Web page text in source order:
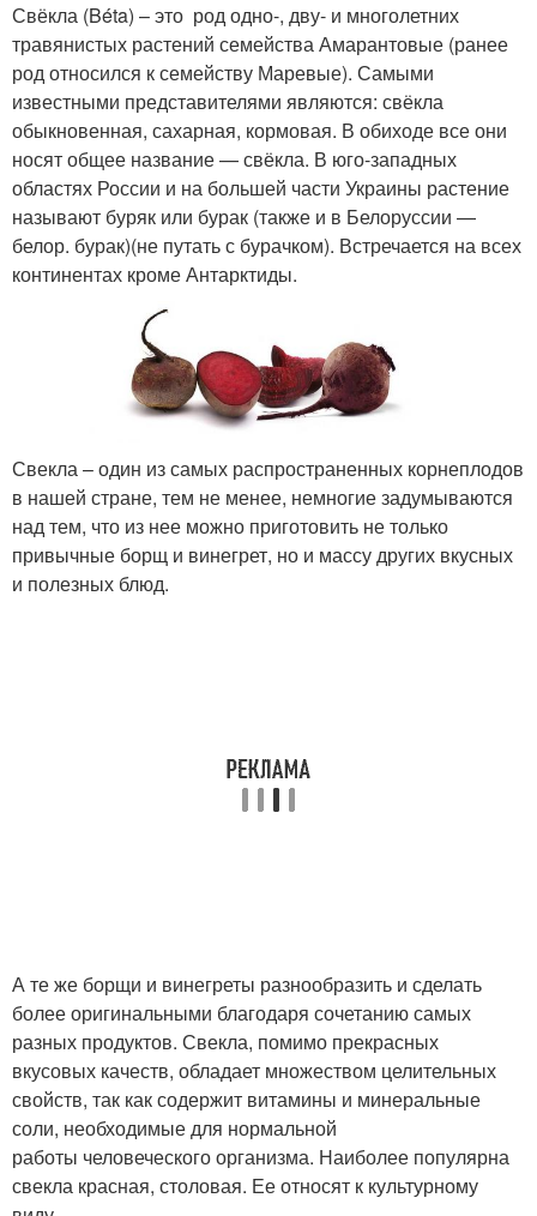
Свёкла (Béta) – это род одно-, дву- и многолетних
травянистых растений семейства Амарантовые (ранее
род относился к семейству Маревые). Самыми
известными представителями являются: свёкла
обыкновенная, сахарная, кормовая. В обиходе все они
носят общее название — свёкла. В юго-западных
областях России и на большей части Украины растение
называют буряк или бурак (также и в Белоруссии —
белор. бурак)(не путать с бурачком). Встречается на всех
континентах кроме Антарктиды.
Свекла – один из самых распространенных корнеплодов
в нашей стране, тем не менее, немногие задумываются
над тем, что из нее можно приготовить не только
привычные борщ и винегрет, но и массу других вкусных
и полезных блюд.
А те же борщи и винегреты разнообразить и сделать
более оригинальными благодаря сочетанию самых
разных продуктов. Свекла, помимо прекрасных
вкусовых качеств, обладает множеством целительных
свойств, так как содержит витамины и минеральные
соли, необходимые для нормальной
работы человеческого организма. Наиболее популярна
свекла красная, столовая. Ее относят к культурному